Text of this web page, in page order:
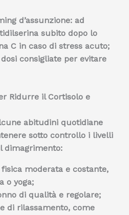
d’assunzione: ad
subito dopo lo
C in caso di stress acuto;
consigliate per evitare
Ridurre il Cortisolo e
abitudini quotidiane
sotto controllo i livelli
dimagrimento:
moderata e costante,
o yoga;
di qualità e regolare;
di rilassamento, come